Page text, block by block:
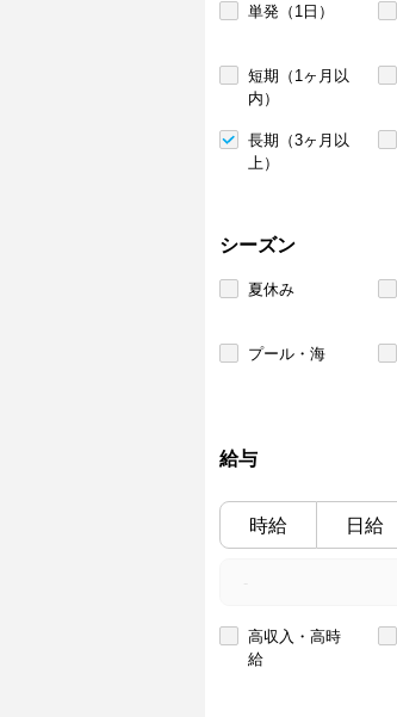
単発（1日）
短期（1ヶ月以
内）
長期（3ヶ月以
上）
シーズン
夏休み
プール・海
給与
時給 日給
高収入・高時
給